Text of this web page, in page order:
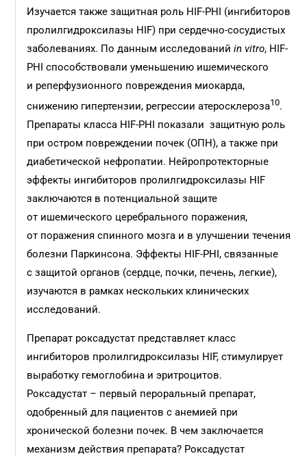
Изучается также защитная роль HIF-РНI (ингибиторов
пролилгидроксилазы HIF) при сердечно-сосудистых
заболеваниях. По данным исследованийin vitro, HIF-
РНI способствовали уменьшению ишемического
и реперфузионного повреждения миокарда,
снижению гипертензии, регрессии атеросклероза10.
Препараты класса HIF-РНI показали защитную роль
при остром повреждении почек (ОПН), а также при
диабетической нефропатии. Нейропротекторные
эффекты ингибиторов пролилгидроксилазы HIF
заключаются в потенциальной защите
от ишемического церебрального поражения,
от поражения спинного мозга и в улучшении течения
болезни Паркинсона. Эффекты HIF-PHI, связанные
с защитой органов (сердце, почки, печень, легкие),
изучаются в рамках нескольких клинических
исследований.
Препарат роксадустат представляет класс
ингибиторов пролилгидроксилазы HIF, стимулирует
выработку гемоглобина и эритроцитов.
Роксадустат – первый пероральный препарат,
одобренный для пациентов с анемией при
хронической болезни почек. В чем заключается
механизм действия препарата? Роксадустат